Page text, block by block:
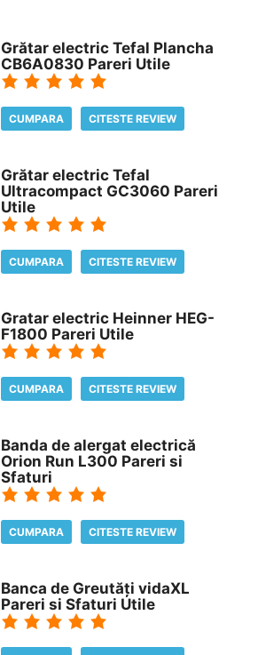
Grătar electric Tefal Plancha
CB6A0830 Pareri Utile
CUMPARA CITESTE REVIEW
Grătar electric Tefal
Ultracompact GC3060 Pareri
Utile
CUMPARA CITESTE REVIEW
Gratar electric Heinner HEG-
F1800 Pareri Utile
CUMPARA CITESTE REVIEW
Banda de alergat electrică
Orion Run L300 Pareri si
Sfaturi
CUMPARA CITESTE REVIEW
Banca de Greutăți vidaXL
Pareri si Sfaturi Utile